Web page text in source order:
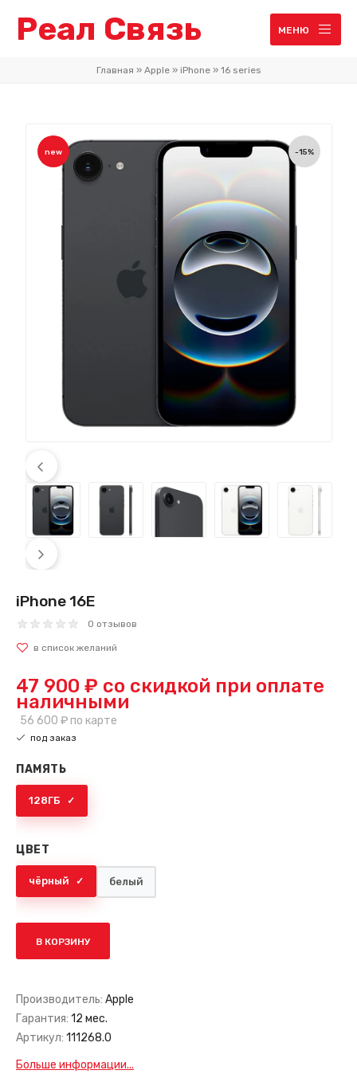
Реал Связь МЕНЮ
Главная » Apple » iPhone » 16 series
-15%
new
iPhone 16Е
0 отзывов
47 900 ₽ со скидкой при оплате
наличными
56 600 ₽ по карте
под заказ
ПАМЯТЬ
128ГБ
ЦВЕТ
чёрный белый
В КОРЗИНУ
Производитель: Apple
Гарантия: 12 мес.
Артикул: 111268.0
Больше информации...